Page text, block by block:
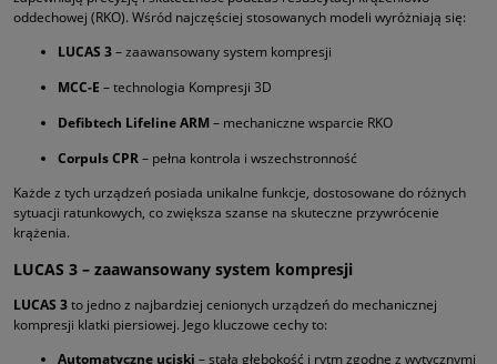
oddechowej (RKO). Wśród najczęściej stosowanych modeli wyróżniają się:
LUCAS 3– zaawansowany system kompresji
MCC-E – technologia Kompresji 3D
Defibtech Lifeline ARM– mechaniczne wsparcie RKO
Corpuls CPR– pełna kontrola i wszechstronność
Każde z tych urządzeń posiada unikalne funkcje, dostosowane do różnych
sytuacji ratunkowych, co zwiększa szanse na skuteczne przywrócenie
krążenia.
LUCAS 3 – zaawansowany system kompresji
LUCAS 3to jedno z najbardziej cenionych urządzeń do mechanicznej
kompresji klatki piersiowej. Jego kluczowe cechy to:
Automatyczne uciski – stała głębokość i rytm zgodne z wytycznymi